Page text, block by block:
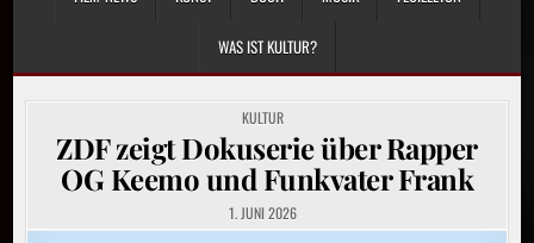
WAS IST KULTUR?
POSTED
IN
KULTUR
ZDF zeigt Dokuserie über Rapper
OG Keemo und Funkvater Frank
1. JUNI 2026